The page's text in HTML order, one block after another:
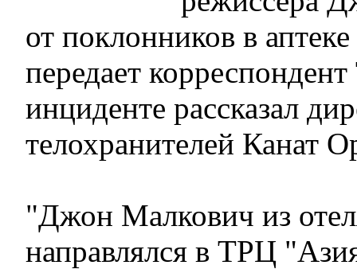
от поклонников в
передает
инциденте рассказал
телохранителей Канат
"Джон Малкович из
направлялся в ТРЦ